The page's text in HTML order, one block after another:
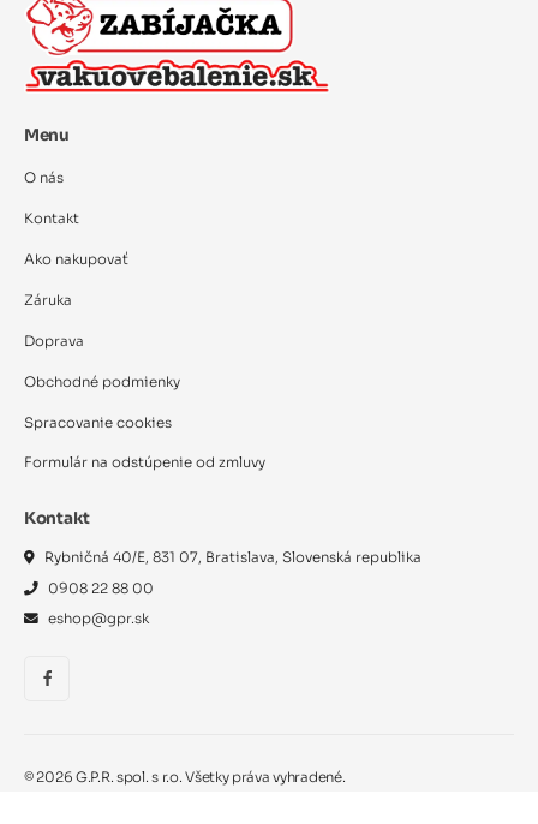
Menu
O nás
Kontakt
Ako nakupovať
Záruka
Doprava
Obchodné podmienky
Spracovanie cookies
Formulár na odstúpenie od zmluvy
Kontakt
Rybničná 40/E, 831 07, Bratislava, Slovenská republika
0908 22 88 00
eshop@gpr.sk
© 2026 G.P.R. spol. s r.o. Všetky práva vyhradené.